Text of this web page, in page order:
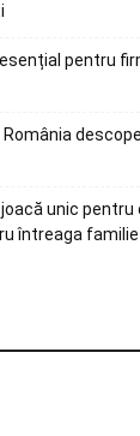
esențial pentru
unic pentru
întreaga familie